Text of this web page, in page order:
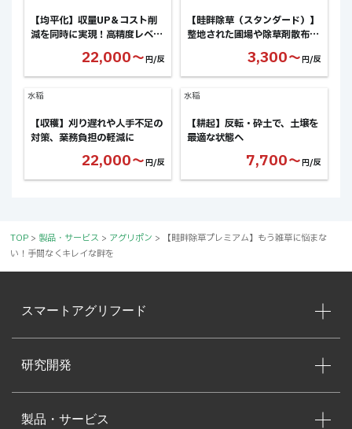
【均平化】収量UP＆コスト削
減を同時に実現！高精度レベラ
ーで圃場を均平に22,000〜円/反
【畦畔除草（スタンダード）】
整地された圃場や除草剤散布前
の簡易除草に最適なお手軽プラ
3,300〜円/反
水稲
【収穫】刈り遅れや人手不足の
対策、業務負担の軽減に
22,000〜円/反
水稲
【耕起】反転・砕土で、土壌を
最適な状態へ
7,700〜円/反
TOP > 製品・サービス > アグリポン >
【畦畔除草プレミアム】もう雑草に悩まな
い！手間なくキレイな畔を
スマートアグリフード
研究開発
製品・サービス